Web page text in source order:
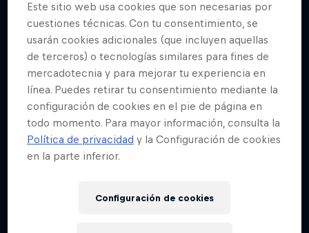
Red Bull Batalla Final Torneo de Plazas
Este sitio web usa cookies que son necesarias por
cuestiones técnicas. Con tu consentimiento, se
usarán cookies adicionales (que incluyen aquellas
de terceros) o tecnologías similares para fines de
mercadotecnia y para mejorar tu experiencia en
línea. Puedes retirar tu consentimiento mediante la
configuración de cookies en el pie de página en
todo momento. Para mayor información, consulta la
Política de privacidad y la Configuración de cookies
en la parte inferior.
Configuración de cookies